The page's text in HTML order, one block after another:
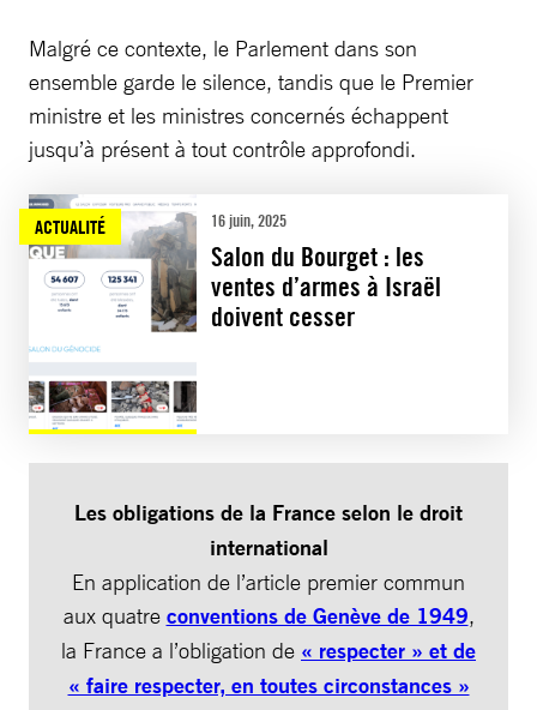
Malgré ce contexte, le Parlement dans son
ensemble garde le silence, tandis que le Premier
ministre et les ministres concernés échappent
jusqu’à présent à tout contrôle approfondi.
ACTUALITÉ 16 juin, 2025
Salon du Bourget : les
ventes d’armes à Israël
doivent cesser
Les obligations de la France selon le droit
international
En application de l’article premier commun
aux quatre conventions de Genève de 1949,
la France a l’obligation de « respecter » et de
« faire respecter, en toutes circonstances »